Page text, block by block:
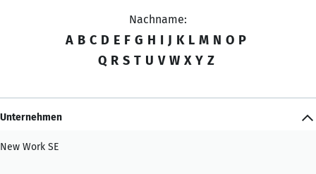
Nachname:
A B C D E F G H I J K L M N O P
Q R S T U V W X Y Z
Unternehmen
New Work SE